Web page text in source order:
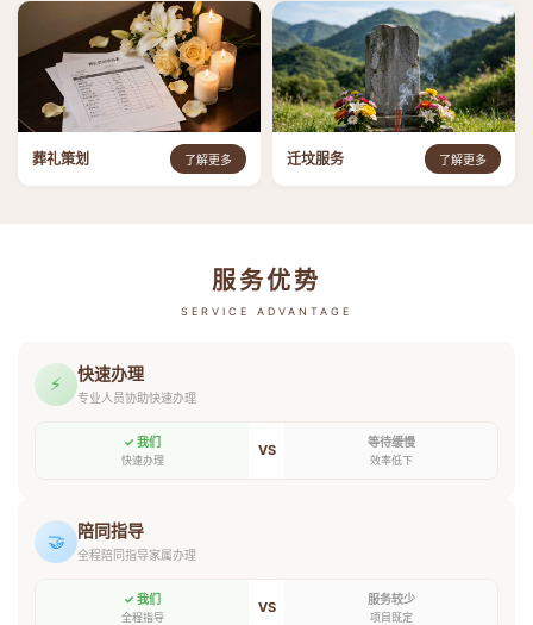
葬礼策划 了解更多 迁坟服务 了解更多
服务优势
SERVICE ADVANTAGE
⚡ 快速办理
专业人员协助快速办理
✓ 我们
快速办理
VS 等待缓慢
效率低下
🤝 陪同指导
全程陪同指导家属办理
✓ 我们
全程指导
VS 服务较少
项目既定